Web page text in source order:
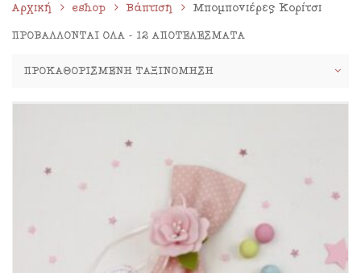
Αρχική eshop Βάπτιση Μπομπονιέρες Κορίτσι
ΠΡΟΒΆΛΛΟΝΤΑΙ ΌΛΑ - 12 ΑΠΟΤΕΛΈΣΜΑΤΑ